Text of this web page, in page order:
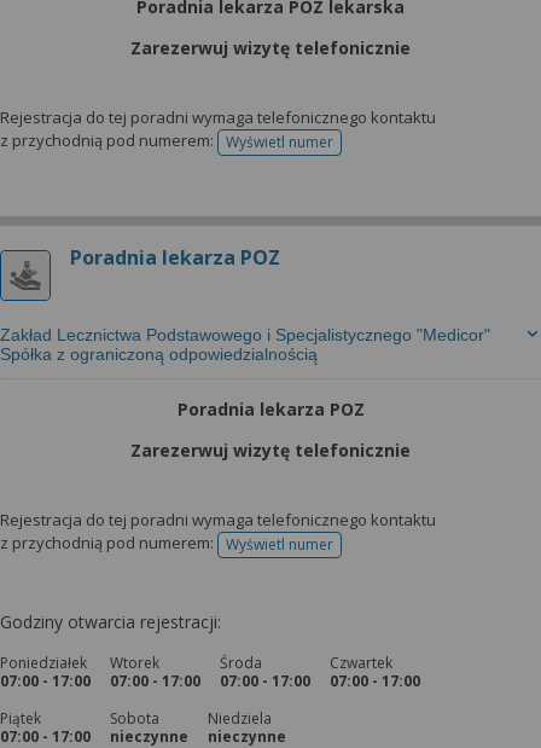
Poradnia lekarza POZ lekarska
Zarezerwuj wizytę telefonicznie
Rejestracja do tej poradni wymaga telefonicznego kontaktu
z przychodnią pod numerem:
Wyświetl numertelefonu do rejestracji
Poradnia lekarza POZ
Zakład Lecznictwa Podstawowego i Specjalistycznego "Medicor"
Spółka z ograniczoną odpowiedzialnością
Poradnia lekarza POZ
Zarezerwuj wizytę telefonicznie
Rejestracja do tej poradni wymaga telefonicznego kontaktu
z przychodnią pod numerem:
Wyświetl numertelefonu do rejestracji
Godziny otwarcia rejestracji:
Poniedziałek
07:00 - 17:00
Wtorek
07:00 - 17:00
Środa
07:00 - 17:00
Czwartek
07:00 - 17:00
Piątek
07:00 - 17:00
Sobota
nieczynne
Niedziela
nieczynne